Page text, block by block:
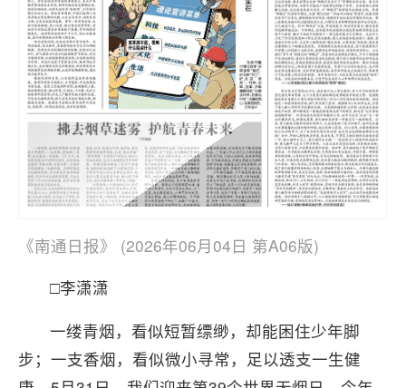
《南通日报》 (2026年06月04日 第A06版)
□李潇潇
一缕青烟，看似短暂缥缈，却能困住少年脚
步；一支香烟，看似微小寻常，足以透支一生健